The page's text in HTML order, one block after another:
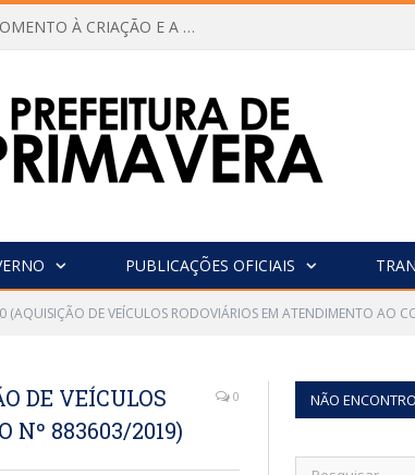
CHAMAMENTO PÚBLICO Nº 01/2026 – FOMENTO À CRIAÇÃO E A CIRCULAÇÃO DE PRODUÇÕES CULTURAIS – Aldir Blanc
PUBLICAÇÕES OFICIAIS
(AQUISIÇÃO DE VEÍCULOS RODOVIÁRIOS EM ATENDIMENTO AO
DE VEÍCULOS
Nº 883603/2019)
0 NÃO